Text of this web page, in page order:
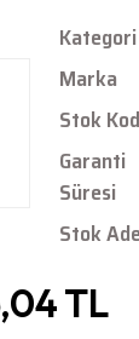
Kategori
Marka
Stok
Garanti
Süresi
Stok
TL